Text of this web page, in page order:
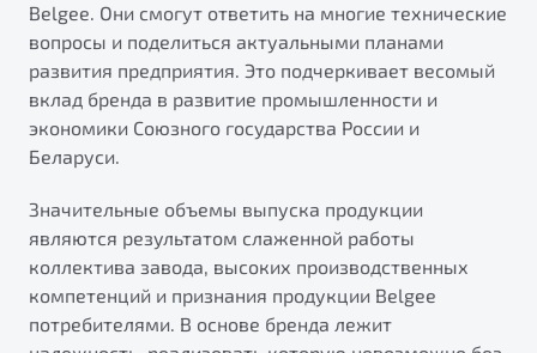
Belgee. Они смогут ответить на многие технические
вопросы и поделиться актуальными планами
развития предприятия. Это подчеркивает весомый
вклад бренда в развитие промышленности и
экономики Союзного государства России и
Беларуси.
Значительные объемы выпуска продукции
являются результатом слаженной работы
коллектива завода, высоких производственных
компетенций и признания продукции Belgee
потребителями. В основе бренда лежит